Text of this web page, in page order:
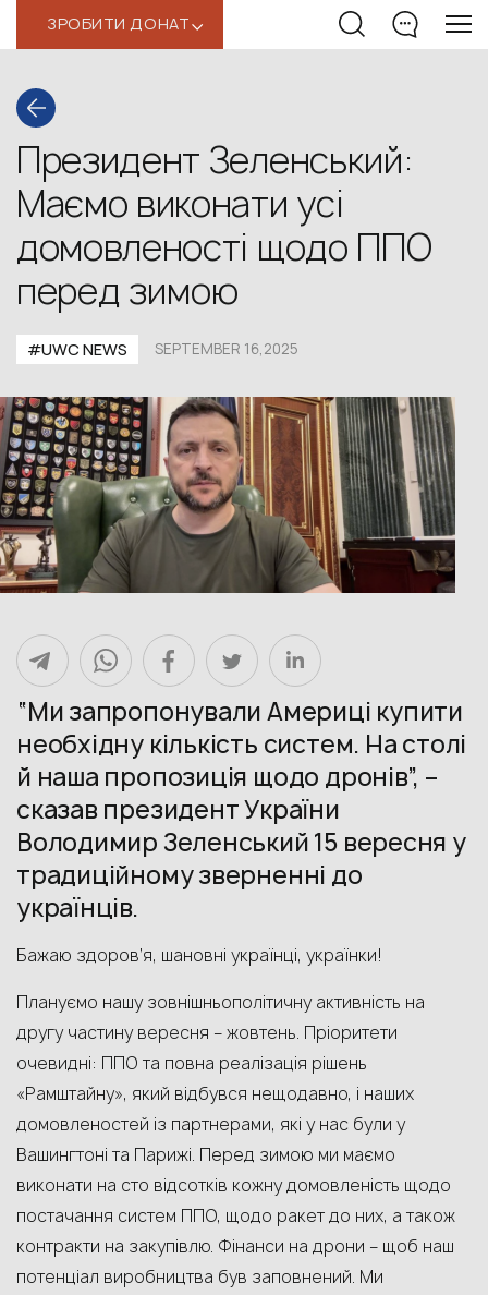
ЗРОБИТИ ДОНАТ‹
Президент Зеленський:
Маємо виконати усі
домовленості щодо ППО
перед зимою
#UWС NEWS SEPTEMBER 16,2025
“Ми запропонували Америці купити
необхідну кількість систем. На столі
й наша пропозиція щодо дронів”, –
сказав президент України
Володимир Зеленський 15 вересня у
традиційному зверненні до
українців.
Бажаю здоров’я, шановні українці, українки!
Плануємо нашу зовнішньополітичну активність на
другу частину вересня – жовтень. Пріоритети
очевидні: ППО та повна реалізація рішень
«Рамштайну», який відбувся нещодавно, і наших
домовленостей із партнерами, які у нас були у
Вашингтоні та Парижі. Перед зимою ми маємо
виконати на сто відсотків кожну домовленість щодо
постачання систем ППО, щодо ракет до них, а також
контракти на закупівлю. Фінанси на дрони – щоб наш
потенціал виробництва був заповнений. Ми